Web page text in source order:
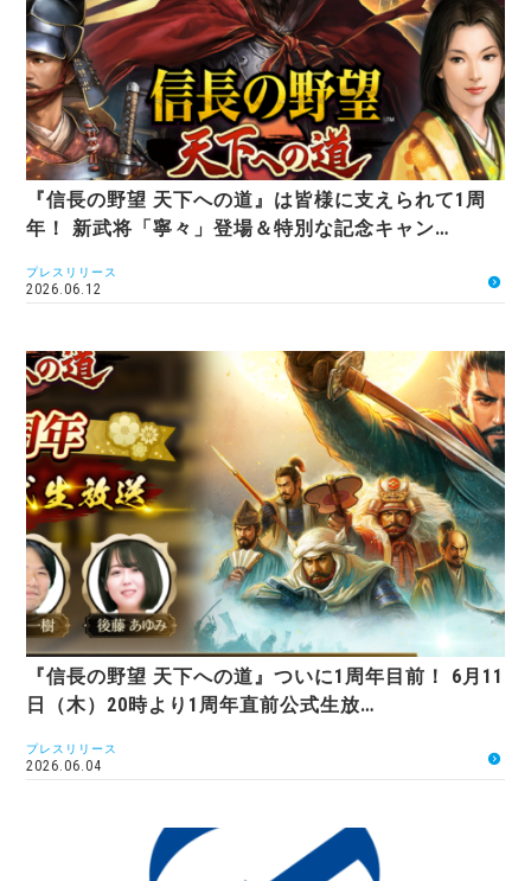
『信長の野望 天下への道』は皆様に支えられて1周
年！ 新武将「寧々」登場＆特別な記念キャン…
プレスリリース
2026.06.12
『信長の野望 天下への道』ついに1周年目前！ 6月11
日（木）20時より1周年直前公式生放…
プレスリリース
2026.06.04